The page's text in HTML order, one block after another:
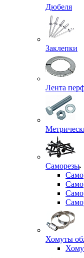
Дюбеля
Заклепки
Лента
Саморезы
Хомуты